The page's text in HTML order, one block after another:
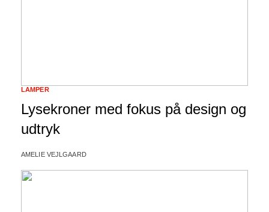
Lysekroner med fokus på design og
udtryk
LAMPER
AMELIE VEJLGAARD